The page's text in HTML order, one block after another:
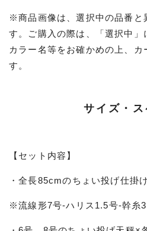
※商品画像は、選択中の品番と
す。ご購入の際は、「選択中」
カラー名等をお確かめの上、カ
す。
サイズ・ス
【セット内容】
・全長85cmのちょい投げ仕掛
※流線形7号-ハリス1.5号-幹糸